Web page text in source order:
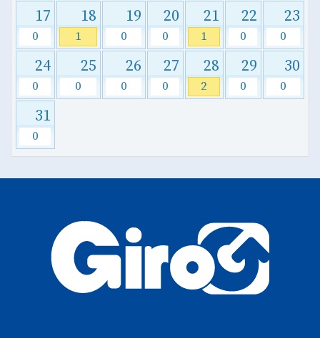
17
0
18
1
19
0
20
0
21
1
22
0
23
0
24
0
25
0
26
0
27
0
28
2
29
0
30
0
31
0